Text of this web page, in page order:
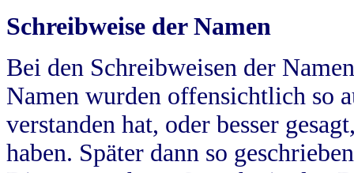
Schreibweise der Namen
Bei den Schreibweisen der
Namen wurden offensichtlich so
verstanden hat, oder besser
haben. Später dann so